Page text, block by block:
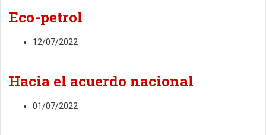
Eco-petrol
12/07/2022
Hacia el acuerdo nacional
01/07/2022